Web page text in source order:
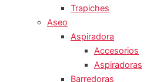
Trapiches
Aseo
Aspiradora
Accesorios
Aspiradoras
Barredoras